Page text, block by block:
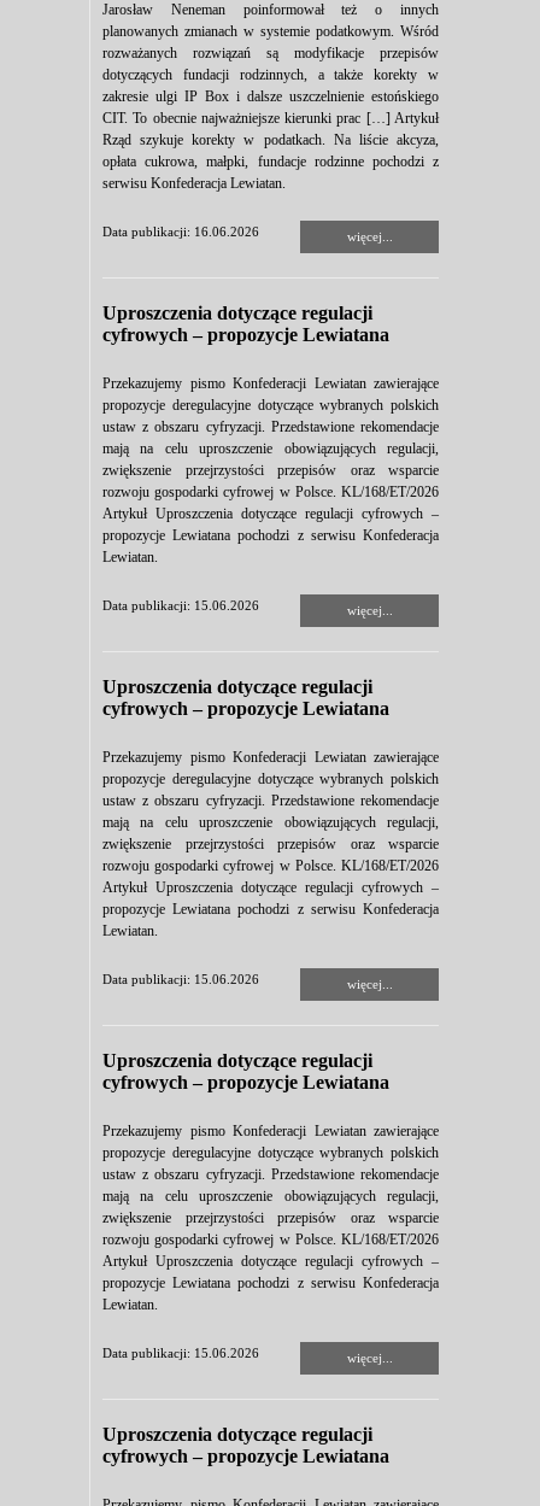
Jarosław Neneman poinformował też o innych
planowanych zmianach w systemie podatkowym. Wśród
rozważanych rozwiązań są modyfikacje przepisów
dotyczących fundacji rodzinnych, a także korekty w
zakresie ulgi IP Box i dalsze uszczelnienie estońskiego
CIT. To obecnie najważniejsze kierunki prac […] Artykuł
Rząd szykuje korekty w podatkach. Na liście akcyza,
opłata cukrowa, małpki, fundacje rodzinne pochodzi z
serwisu Konfederacja Lewiatan.
Data publikacji: 16.06.2026 więcej...
Uproszczenia dotyczące regulacji
cyfrowych – propozycje Lewiatana
Przekazujemy pismo Konfederacji Lewiatan zawierające
propozycje deregulacyjne dotyczące wybranych polskich
ustaw z obszaru cyfryzacji. Przedstawione rekomendacje
mają na celu uproszczenie obowiązujących regulacji,
zwiększenie przejrzystości przepisów oraz wsparcie
rozwoju gospodarki cyfrowej w Polsce. KL/168/ET/2026
Artykuł Uproszczenia dotyczące regulacji cyfrowych –
propozycje Lewiatana pochodzi z serwisu Konfederacja
Lewiatan.
Data publikacji: 15.06.2026 więcej...
Uproszczenia dotyczące regulacji
cyfrowych – propozycje Lewiatana
Przekazujemy pismo Konfederacji Lewiatan zawierające
propozycje deregulacyjne dotyczące wybranych polskich
ustaw z obszaru cyfryzacji. Przedstawione rekomendacje
mają na celu uproszczenie obowiązujących regulacji,
zwiększenie przejrzystości przepisów oraz wsparcie
rozwoju gospodarki cyfrowej w Polsce. KL/168/ET/2026
Artykuł Uproszczenia dotyczące regulacji cyfrowych –
propozycje Lewiatana pochodzi z serwisu Konfederacja
Lewiatan.
Data publikacji: 15.06.2026 więcej...
Uproszczenia dotyczące regulacji
cyfrowych – propozycje Lewiatana
Przekazujemy pismo Konfederacji Lewiatan zawierające
propozycje deregulacyjne dotyczące wybranych polskich
ustaw z obszaru cyfryzacji. Przedstawione rekomendacje
mają na celu uproszczenie obowiązujących regulacji,
zwiększenie przejrzystości przepisów oraz wsparcie
rozwoju gospodarki cyfrowej w Polsce. KL/168/ET/2026
Artykuł Uproszczenia dotyczące regulacji cyfrowych –
propozycje Lewiatana pochodzi z serwisu Konfederacja
Lewiatan.
Data publikacji: 15.06.2026 więcej...
Uproszczenia dotyczące regulacji
cyfrowych – propozycje Lewiatana